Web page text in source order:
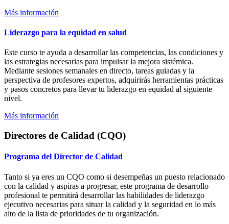
Más información
Liderazgo para la equidad en salud
Este curso te ayuda a desarrollar las competencias, las condiciones y
las estrategias necesarias para impulsar la mejora sistémica.
Mediante sesiones semanales en directo, tareas guiadas y la
perspectiva de profesores expertos, adquirirás herramientas prácticas
y pasos concretos para llevar tu liderazgo en equidad al siguiente
nivel.
Más información
Directores de Calidad (CQO)
Programa del Director de Calidad
Tanto si ya eres un CQO como si desempeñas un puesto relacionado
con la calidad y aspiras a progresar, este programa de desarrollo
profesional te permitirá desarrollar las habilidades de liderazgo
ejecutivo necesarias para situar la calidad y la seguridad en lo más
alto de la lista de prioridades de tu organización.